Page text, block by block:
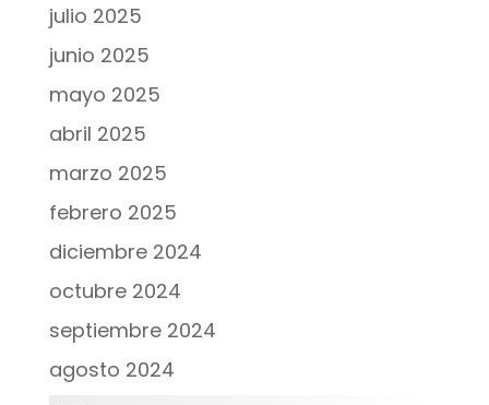
julio 2025
junio 2025
mayo 2025
abril 2025
marzo 2025
febrero 2025
diciembre 2024
octubre 2024
septiembre 2024
agosto 2024